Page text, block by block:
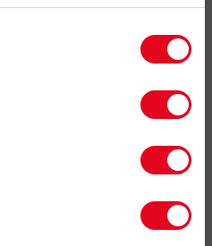
może spowodować nieznaczną
widocznym miejscu.